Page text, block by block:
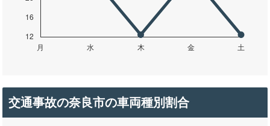
交通事故の奈良市の車両種別割合